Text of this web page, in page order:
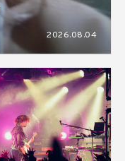
2026.08.04